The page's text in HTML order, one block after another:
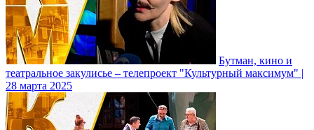
Бутман, кино и
театральное закулисье – телепроект "Культурный максимум" |
28 марта 2025